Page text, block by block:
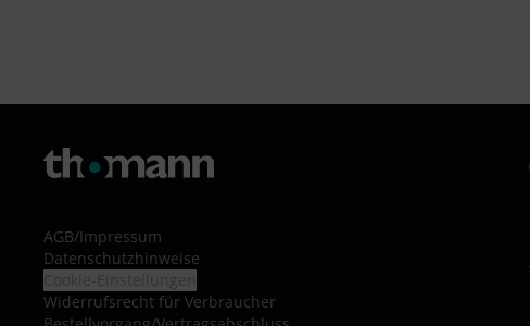
AGB/Impressum
Datenschutzhinweise
Widerrufsrecht für Verbraucher